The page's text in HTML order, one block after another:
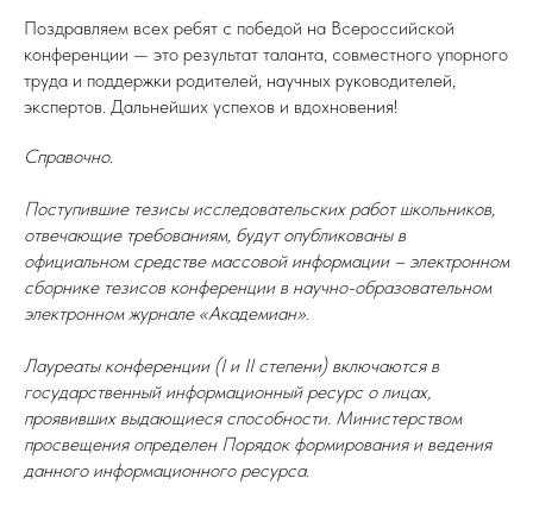
Поздравляем всех ребят с победой на Всероссийской
конференции — это результат таланта, совместного упорного
труда и поддержки родителей, научных руководителей,
экспертов. Дальнейших успехов и вдохновения!
Справочно.
Поступившие тезисы исследовательских работ школьников,
отвечающие требованиям, будут опубликованы в
официальном средстве массовой информации – электронном
сборнике тезисов конференции в научно-образовательном
электронном журнале «Академиан».
Лауреаты конференции (I и II степени) включаются в
государственный информационный ресурс о лицах,
проявивших выдающиеся способности. Министерством
просвещения определен Порядок формирования и ведения
данного информационного ресурса.